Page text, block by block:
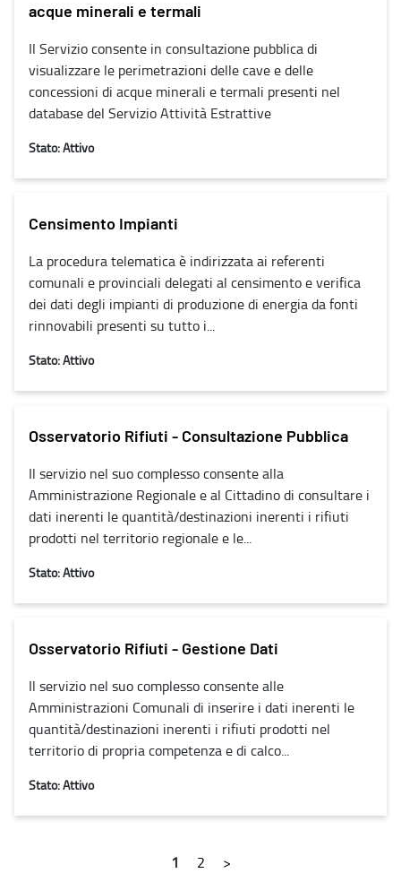
acque minerali e termali
Il Servizio consente in consultazione pubblica di
visualizzare le perimetrazioni delle cave e delle
concessioni di acque minerali e termali presenti nel
database del Servizio Attività Estrattive
Stato: Attivo
Censimento Impianti
La procedura telematica è indirizzata ai referenti
comunali e provinciali delegati al censimento e verifica
dei dati degli impianti di produzione di energia da fonti
rinnovabili presenti su tutto i...
Stato: Attivo
Osservatorio Rifiuti - Consultazione Pubblica
Il servizio nel suo complesso consente alla
Amministrazione Regionale e al Cittadino di consultare i
dati inerenti le quantità/destinazioni inerenti i rifiuti
prodotti nel territorio regionale e le...
Stato: Attivo
Osservatorio Rifiuti - Gestione Dati
Il servizio nel suo complesso consente alle
Amministrazioni Comunali di inserire i dati inerenti le
quantità/destinazioni inerenti i rifiuti prodotti nel
territorio di propria competenza e di calco...
Stato: Attivo
1 2 >